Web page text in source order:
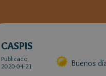
CASPIS
Publicado
2020-04-21
Buenos